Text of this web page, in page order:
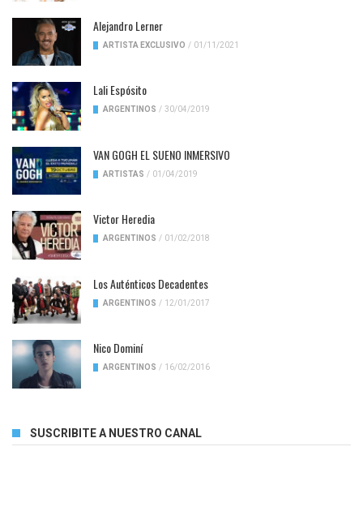
Alejandro Lerner
ARTISTA EXCLUSIVO / 01/11/2021
Lali Espósito
ARGENTINOS / 30/04/2019
VAN GOGH EL SUENO INMERSIVO
ARTISTAS / 01/04/2019
Victor Heredia
ARGENTINOS / 01/02/2018
Los Auténticos Decadentes
ARGENTINOS / 12/01/2017
Nico Dominí
ARGENTINOS / 16/02/2016
SUSCRIBITE A NUESTRO CANAL